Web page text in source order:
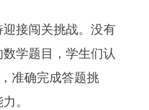
接闯关挑战。没有
学题目，学生们认
准确完成答题挑
。